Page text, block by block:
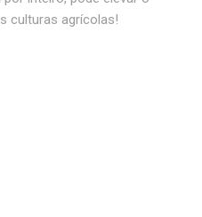
culturas agrícolas!